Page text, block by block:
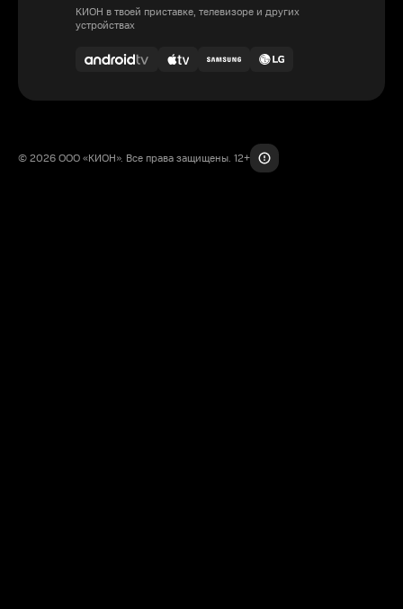
КИОН в твоей приставке, телевизоре и других
устройствах
© 2026 ООО «КИОН». Все права защищены. 12+